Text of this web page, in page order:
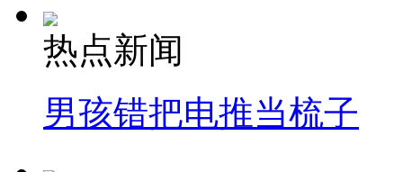
热点新闻
男孩错把电推当梳子